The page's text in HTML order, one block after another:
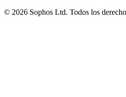
© 2026 Sophos Ltd. Todos los